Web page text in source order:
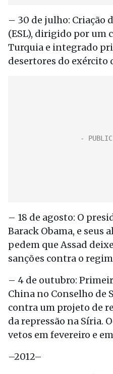
– 30 de julho: Criação
(ESL), dirigido por um
Turquia e integrado
desertores do exército
– 18 de agosto: O
Barack Obama, e seus
pedem que Assad
sanções contra o
– 4 de outubro:
China no Conselho de
contra um projeto de
da repressão na Síria.
vetos em fevereiro e
–2012–